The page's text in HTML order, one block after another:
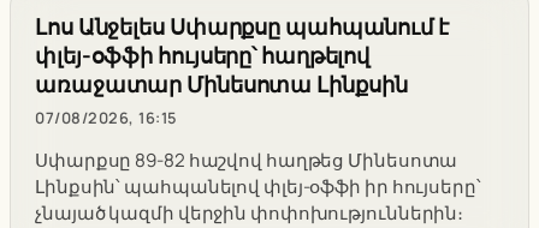
Լոս Անջելես Սփարքսը պահպանում է
փլեյ-օֆֆի հույսերը՝ հաղթելով
առաջատար Մինեսոտա Լինքսին
07/08/2026, 16:15
Սփարքսը 89-82 հաշվով հաղթեց Մինեսոտա
Լինքսին՝ պահպանելով փլեյ-օֆֆի իր հույսերը՝
չնայած կազմի վերջին փոփոխություններին։